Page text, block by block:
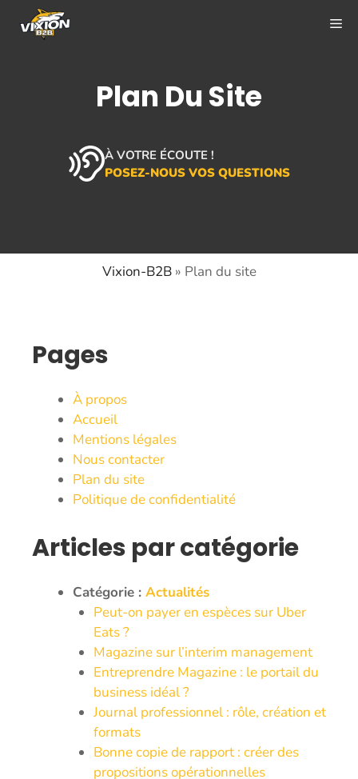
Plan Du Site
À VOTRE ÉCOUTE !
POSEZ-NOUS VOS QUESTIONS
Vixion-B2B» Plan du site
Pages
À propos
Accueil
Mentions légales
Nous contacter
Plan du site
Politique de confidentialité
Articles par catégorie
Catégorie : Actualités
Peut-on payer en espèces sur Uber
Eats ?
Magazine sur l’interim management
Entreprendre Magazine : le portail du
business idéal ?
Journal professionnel : rôle, création et
formats
Bonne copie de rapport : créer des
propositions opérationnelles